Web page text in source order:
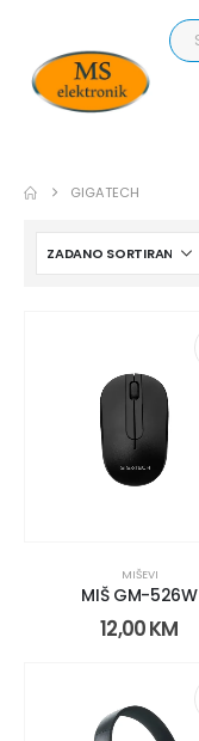
GIGATECH
MIŠEVI
MIŠ GM-526W
12,00KM